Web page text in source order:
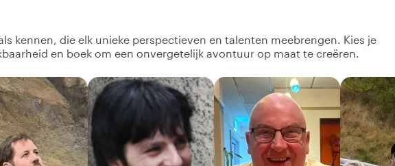
kennen, die elk unieke perspectieven en talenten meebrengen. Kies je
en boek om een onvergetelijk avontuur op maat te creëren.